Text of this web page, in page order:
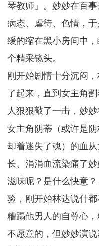
琴教师」。妙妙在百
病态、虐待、色情，
缓的缩在黑小房间中
个精采镜头。
刚开始剧情十分沉闷
了起来，直到女主角
人狠狠敲了一击，妙
女主角阴蒂（或许是
却着迷失了魂）的血
长、涓涓血流染痛了
滋味呢？是什么快意
验，刚开始林达说什
糟蹋他男人的自尊心
不愿意的，但妙妙演